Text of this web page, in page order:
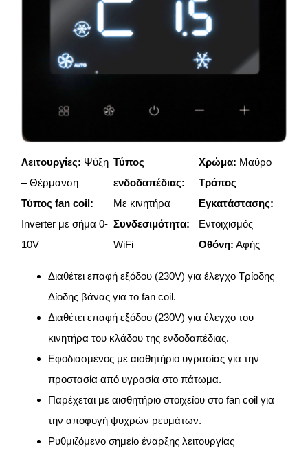
Λειτουργίες: Ψύξη
– Θέρμανση
Τύπος fan coil:
Inverter με σήμα 0-
10V
Τύπος
ενδοδαπέδιας:
Με κινητήρα
Συνδεσιμότητα:
WiFi
Χρώμα: Μαύρο
Τρόπος
Εγκατάστασης:
Εντοιχισμός
Οθόνη: Αφής
Διαθέτει επαφή εξόδου (230V) για έλεγχο Τρίοδης
Δίοδης βάνας για το fan coil.
Διαθέτει επαφή εξόδου (230V) για έλεγχο του
κινητήρα του κλάδου της ενδοδαπέδιας.
Εφοδιασμένος με αισθητήριο υγρασίας για την
προστασία από υγρασία στο πάτωμα.
Παρέχεται με αισθητήριο στοιχείου στο fan coil για
την αποφυγή ψυχρών ρευμάτων.
Ρυθμιζόμενο σημείο έναρξης λειτουργίας